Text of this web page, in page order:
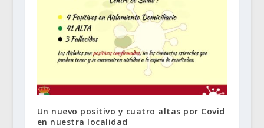
Un nuevo positivo y cuatro altas por Covid
en nuestra localidad